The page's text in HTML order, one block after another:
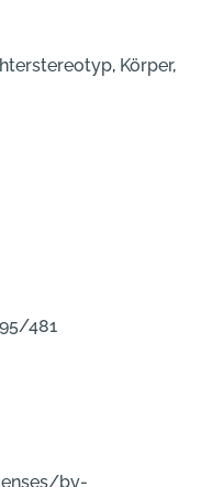
, Körper,
481
by-